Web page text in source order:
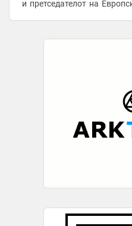
и претседателот на